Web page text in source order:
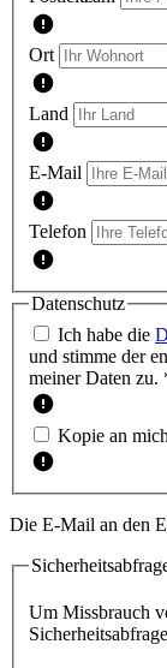
Ort
Land
E-Mail
Telefon
Datenschutz
Ich habe die
und stimme der
meiner Daten zu.
Kopie an
Die E-Mail an den
Um Missbrauch